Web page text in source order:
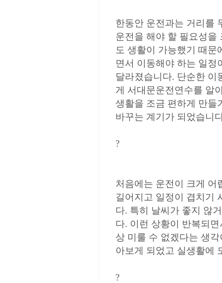
한동안 운전과는 거리를
운전을 해야 할 필요성을
도 생활이 가능했기 때
면서 이동해야 하는 일정
달라졌습니다. 단순한 이
게 서대문운전연수를 알
생활을 조금 편하게 만들
바꾸는 계기가 되었습니
?
처음에는 운전이 크게 어
길어지고 일정이 겹치기
다. 특히 날씨가 좋지 않
다. 이런 상황이 반복되
상 미룰 수 없겠다는 생
아보게 되었고 실생활에
?